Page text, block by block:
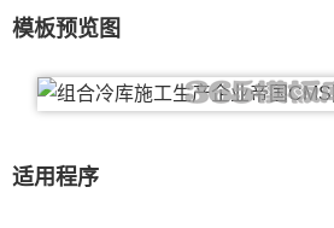
模板预览图
适用程序